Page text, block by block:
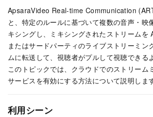
ApsaraVideo Real-time Communication
と、特定のルールに基づいて複数の音声・映
キシングし、ミキシングされたストリーム
またはサードパーティのライブストリーミン
ムに転送して、視聴者がプルして視聴できる
このトピックでは、クラウドでのストリーム
サービスを有効にする方法について説明します
利用シーン